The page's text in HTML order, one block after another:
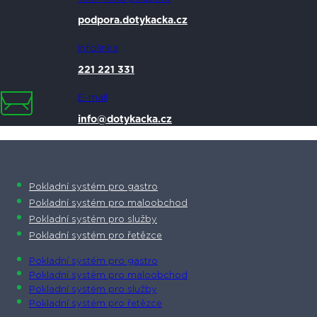
podpora.dotykacka.cz
Infolinka
221 221 331
E-mail
info@dotykacka.cz
Pokladní systém pro gastro
Pokladní systém pro maloobchod
Pokladní systém pro služby
Pokladní systém pro řetězce
Pokladní systém pro gastro
Pokladní systém pro maloobchod
Pokladní systém pro služby
Pokladní systém pro řetězce